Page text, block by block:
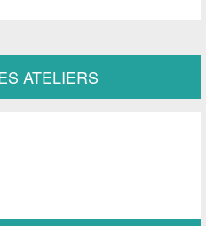
ATELIERS